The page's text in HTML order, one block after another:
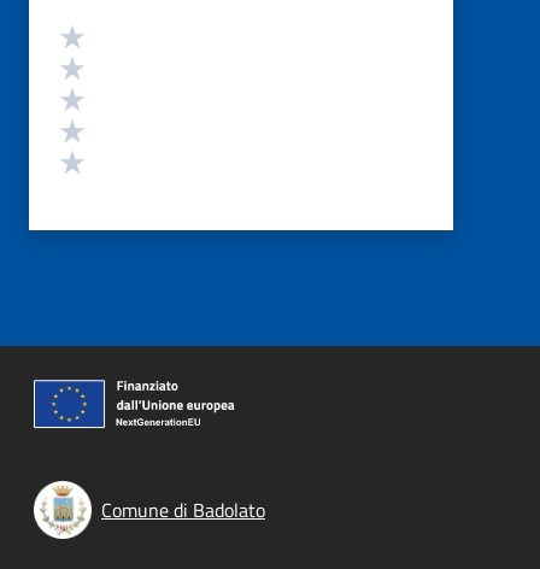
Valutazione
Comune di Badolato